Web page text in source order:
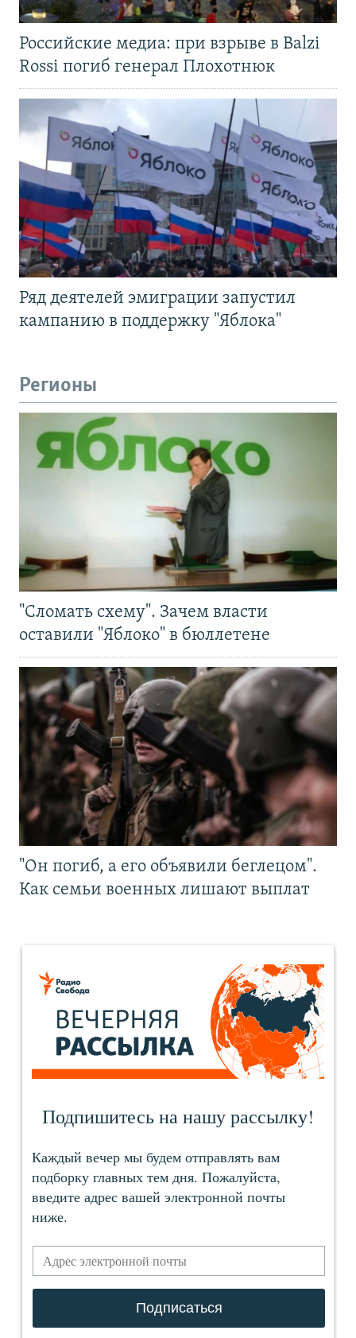
Российские медиа: при взрыве в Balzi
Rossi погиб генерал Плохотнюк
Ряд деятелей эмиграции запустил
кампанию в поддержку "Яблока"
Регионы
"Сломать схему". Зачем власти
оставили "Яблоко" в бюллетене
"Он погиб, а его объявили беглецом".
Как семьи военных лишают выплат